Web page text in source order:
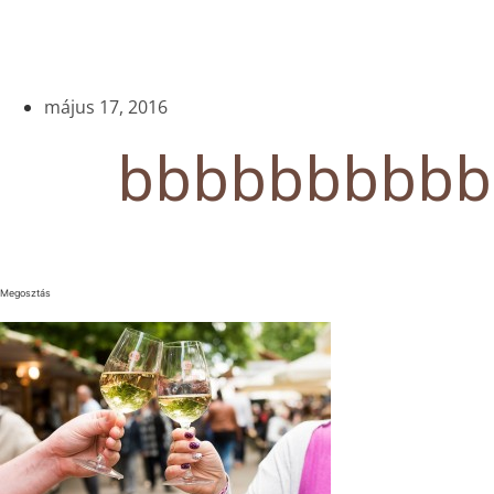
május 17, 2016
Megosztás